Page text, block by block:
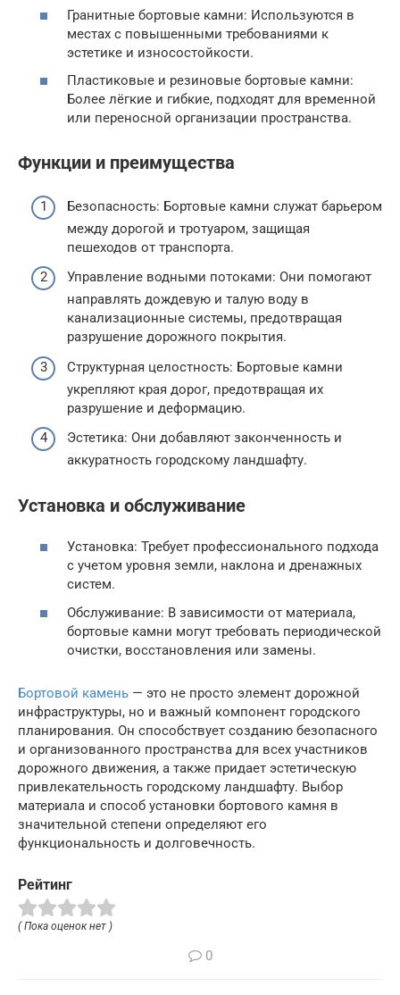
Гранитные бортовые камни: Используются в
местах с повышенными требованиями к
эстетике и износостойкости.
Пластиковые и резиновые бортовые камни:
Более лёгкие и гибкие, подходят для временной
или переносной организации пространства.
Функции и преимущества
Безопасность: Бортовые камни служат барьером
между дорогой и тротуаром, защищая
пешеходов от транспорта.
Управление водными потоками: Они помогают
направлять дождевую и талую воду в
канализационные системы, предотвращая
разрушение дорожного покрытия.
Структурная целостность: Бортовые камни
укрепляют края дорог, предотвращая их
разрушение и деформацию.
Эстетика: Они добавляют законченность и
аккуратность городскому ландшафту.
Установка и обслуживание
Установка: Требует профессионального подхода
с учетом уровня земли, наклона и дренажных
систем.
Обслуживание: В зависимости от материала,
бортовые камни могут требовать периодической
очистки, восстановления или замены.
Бортовой камень — это не просто элемент дорожной
инфраструктуры, но и важный компонент городского
планирования. Он способствует созданию безопасного
и организованного пространства для всех участников
дорожного движения, а также придает эстетическую
привлекательность городскому ландшафту. Выбор
материала и способ установки бортового камня в
значительной степени определяют его
функциональность и долговечность.
Рейтинг
( Пока оценок нет )
0